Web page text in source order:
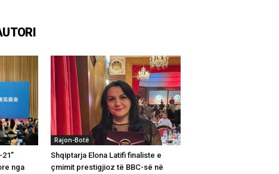
nga
Rajon-Botë
Shqiptarja Elona Latifi finaliste e
çmimit prestigjioz të BBC-së në